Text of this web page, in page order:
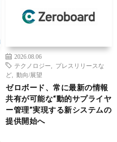
2026.08.06
テクノロジー
プレスリリースな
ど
動向/展望
ゼロボード、常に最新の情報
共有が可能な“動的サプライヤ
ー管理”実現する新システムの
提供開始へ